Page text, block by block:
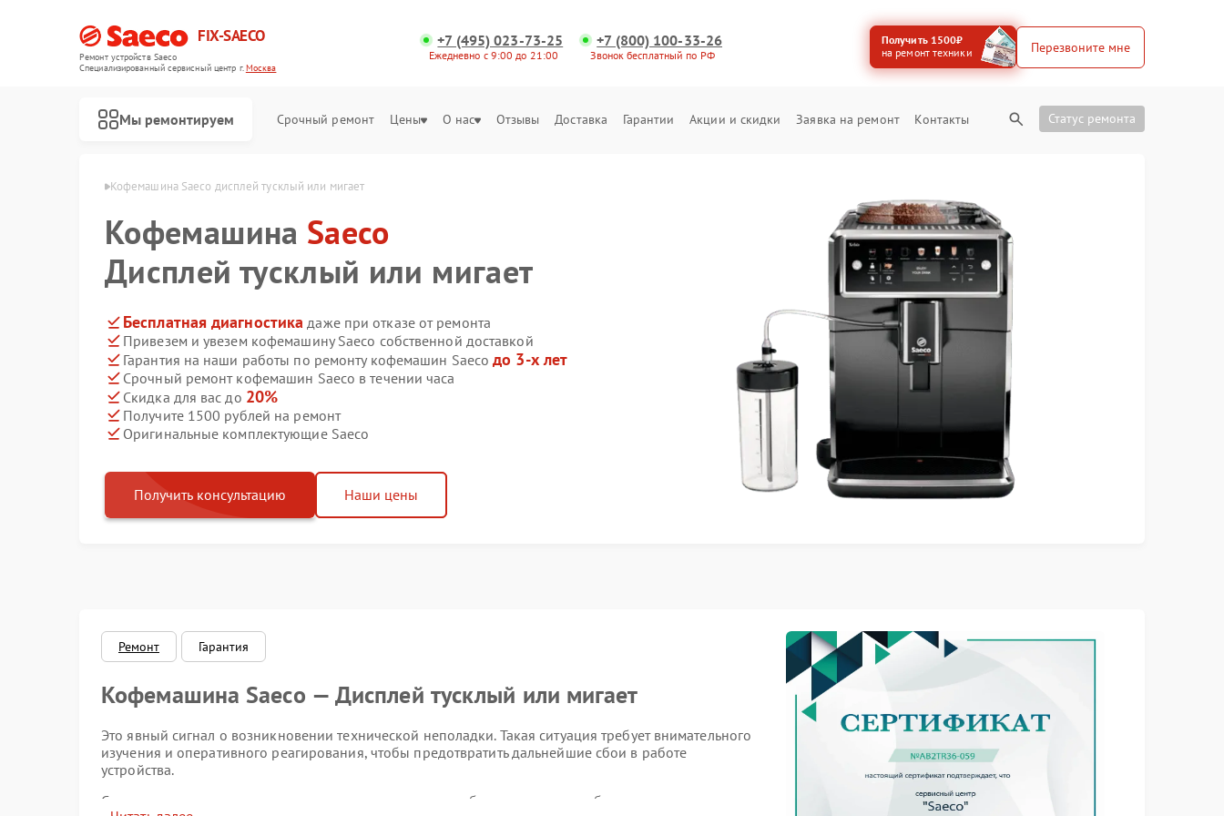
FIX-SAECO
Ремонт устройств Saeco
Специализированный cервисный центр г.Москва
+7 (495) 023-73-25
Ежедневно с 9:00 до 21:00
+7 (800) 100-33-26
Звонок бесплатный по РФ
Получить 1500₽
на ремонт техники
Перезвоните мне
Мы ремонтируем Срочный ремонт Цены О нас Отзывы Доставка Гарантии Акции и скидки Заявка на ремонт Контакты Статус ремонта
Кофемашина Saeco дисплей тусклый или мигает
Кофемашина Saeco
Дисплей тусклый или мигает
Бесплатная диагностика даже при отказе от ремонта
Привезем и увезем кофемашину Saeco собственной доставкой
Гарантия на наши работы по ремонту кофемашин Saecoдо 3-х лет
Срочный ремонт кофемашин Saeco в течении часа
Скидка для вас до 20%
Получите 1500 рублей на ремонт
Оригинальные комплектующие Saeco
Получить консультацию Наши цены
Ремонт Гарантия
Кофемашина Saeco — Дисплей тусклый или мигает
Это явный сигнал о возникновении технической неполадки. Такая ситуация требует внимательного
изучения и оперативного реагирования, чтобы предотвратить дальнейшие сбои в работе
устройства.
Существует несколько распространенных причин, способных вызвать подобные симптомы: